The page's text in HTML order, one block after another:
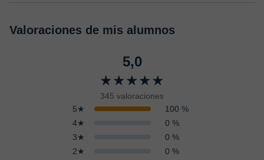
Valoraciones de mis alumnos
5,0
★★★★★
345 valoraciones
5★
100 %
4★
0 %
3★
0 %
2★
0 %